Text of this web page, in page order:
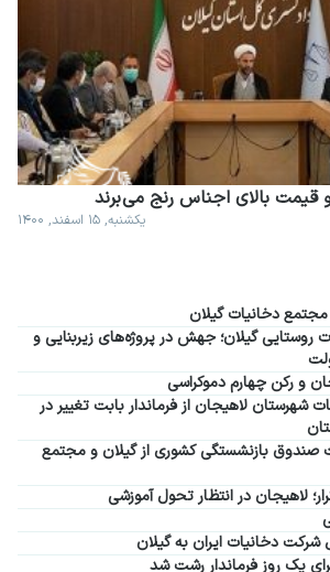
قیمت بالای اجناس رنج می برند
یکشنبه, ۱۵ اسفند, ۱۴۰۰
مجتمع دخانیات گیلان
روستایی گیلان؛ جهش در پروژه‌های زیربنایی و
و رکن چهارم دموکراسی
شهرستان لاهیجان از فرماندار بابت تغییر در
صندوق بازنشستگی کشوری از گیلان و مجتمع
لاهیجان در انتظار تحول آموزشی
شرکت دخانیات ایران به گیلان
یک روز فرماندار رشت شد